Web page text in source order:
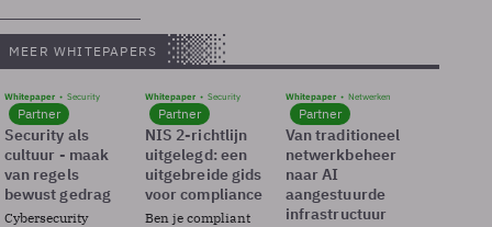
MEER WHITEPAPERS
Whitepaper Security
Partner
Security als
cultuur - maak
van regels
bewust gedrag
Cybersecurity
Whitepaper Security
Partner
NIS 2-richtlijn
uitgelegd: een
uitgebreide gids
voor compliance
Ben je compliant
Whitepaper Netwerken
Partner
Van traditioneel
netwerkbeheer
naar AI
aangestuurde
infrastructuur